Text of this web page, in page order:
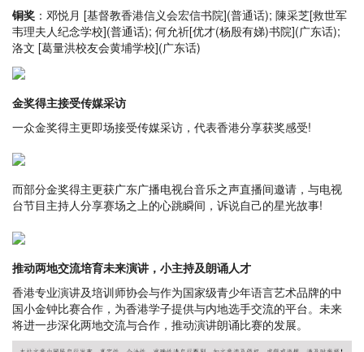
铜奖 ：邓悦月 [基督教香港信义会宏信书院](普通话); 陳采芝[救世军
韦理夫人纪念学校](普通话); 何允祈[优才(杨殷有娣)书院](广东话);
洛文 [葛量洪校友会黄埔学校](广东话)
金奖得主接受传媒采访
一众金奖得主更即场接受传媒采访，代表香港分享获奖感受!
而部分金奖得主更获广东广播电视台音乐之声直播间邀请，与电视
台节目主持人分享赛场之上的心跳瞬间，诉说自己的星光故事!
推动两地交流培育未来演讲，小主持及朗诵人才
香港专业演讲及培训师协会与作为国家级青少年语言艺术品牌的中
国小金钟比赛合作，为香港学子提供与内地选手交流的平台。未来
将进一步深化两地交流与合作，推动演讲朗诵比赛的发展。